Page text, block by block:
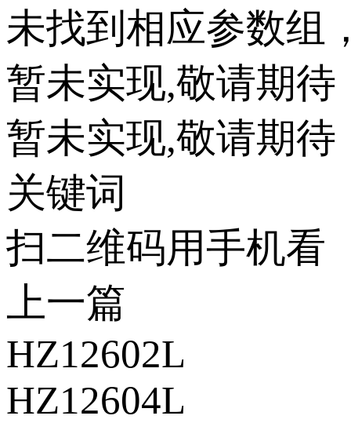
未找到相应参数组
暂未实现,敬请期待
暂未实现,敬请期待
关键词
扫二维码用手机看
上一篇
HZ12602L
HZ12604L